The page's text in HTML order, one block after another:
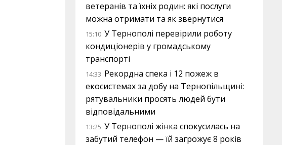
ветеранів та їхніх родин: які послуги
можна отримати та як звернутися
15:10 У Тернополі перевірили роботу
кондиціонерів у громадському
транспорті
14:33 Рекордна спека і 12 пожеж в
екосистемах за добу на Тернопільщині:
рятувальники просять людей бути
відповідальними
13:25 У Тернополі жінка спокусилась на
забутий телефон — їй загрожує 8 років